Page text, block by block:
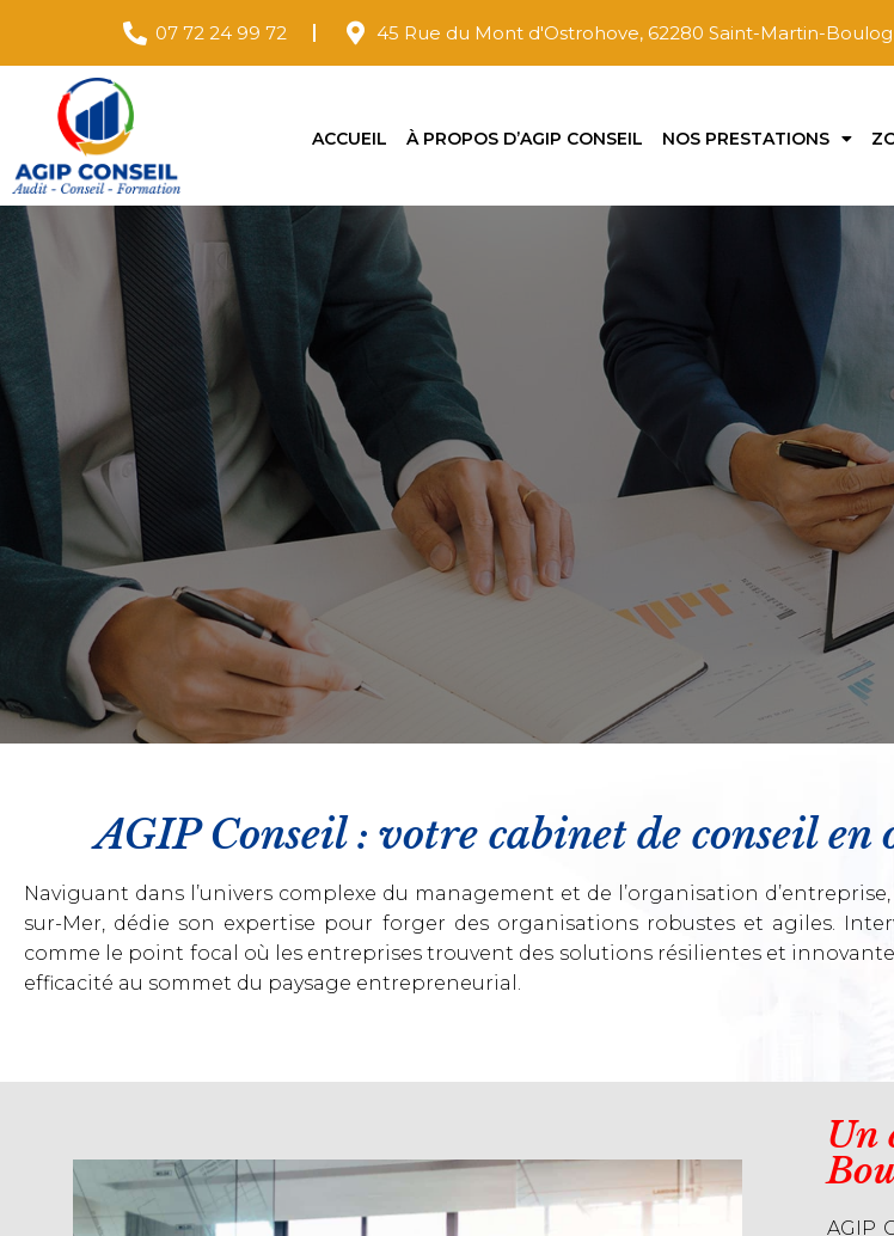
07 72 24 99 72 45 Rue du Mont d'Ostrohove, 62280 Saint-Martin-
ACCUEIL À PROPOS D’AGIP CONSEIL NOS PRESTATIONS
AGIP Conseil : votre cabinet de conseil
Naviguant dans l’univers complexe du management et de l’organisation
sur-Mer, dédie son expertise pour forger des organisations robustes et agiles.
comme le point focal où les entreprises trouvent des solutions résilientes et
efficacité au sommet du paysage entrepreneurial.
Un
AGIP